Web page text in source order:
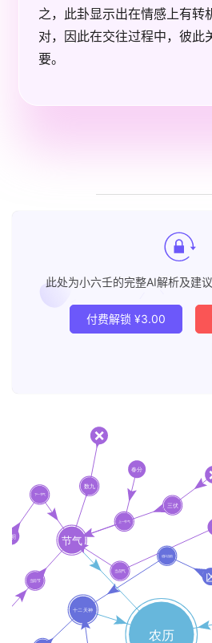
之，此卦显示出在情感上有转
对，因此在交往过程中，彼此
要。
此处为小六壬的完整AI解析及建
付费解锁 ¥3.00